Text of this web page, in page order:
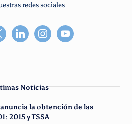
redes sociales
Noticias
la obtención de las
2015 y TSSA